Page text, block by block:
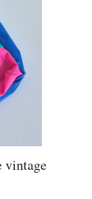
vintage